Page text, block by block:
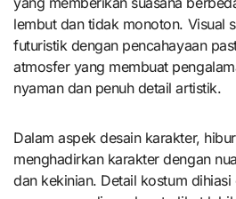
lembut dan tidak monoton. Visual
futuristik dengan pencahayaan
atmosfer yang membuat
nyaman dan penuh detail artistik.
Dalam aspek desain karakter,
menghadirkan karakter dengan
dan kekinian. Detail kostum